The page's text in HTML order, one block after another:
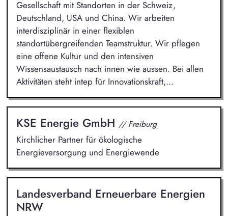
Gesellschaft mit Standorten in der Schweiz,
Deutschland, USA und China. Wir arbeiten
interdisziplinär in einer flexiblen
standortübergreifenden Teamstruktur. Wir pflegen
eine offene Kultur und den intensiven
Wissensaustausch nach innen wie aussen. Bei allen
Aktivitäten steht intep für Innovationskraft,...
KSE Energie GmbH // Freiburg
Kirchlicher Partner für ökologische
Energieversorgung und Energiewende
Landesverband Erneuerbare Energien
NRW